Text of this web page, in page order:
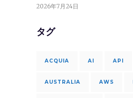
2026年7月24日
タグ
ACQUIA AI API
AUSTRALIA AWS